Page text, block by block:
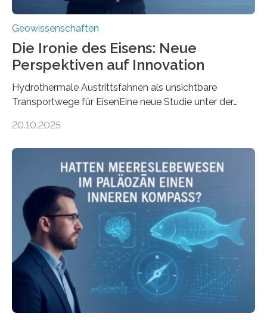
Geowissenschaften
Die Ironie des Eisens: Neue
Perspektiven auf Innovation
Hydrothermale Austrittsfahnen als unsichtbare
Transportwege für EisenEine neue Studie unter der
Umweltwissenschaften der Universität Bremen –
Stoffkreislauf im Ozean prägen. Die Überblicksstudie
mit dem Titel „Iron’s Irony“ ist in Communications Earth
& Environment erschienen. Die Studie fasst bestehende
Forschungsergebnisse zusammen und interpretiert sie
neu, um zu erklären, wie Eisen, das aus hydrothermalen
Systemen freigesetzt wird, über ganze Ozeanbecken
transportiert werden kann. „Das…
20.10.2025